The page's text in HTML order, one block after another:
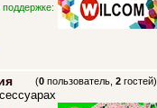
(0 пользователь,2 гостей)